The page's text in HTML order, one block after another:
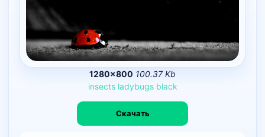
1280×800 100.37 Kb
insects ladybugs black
Скачать